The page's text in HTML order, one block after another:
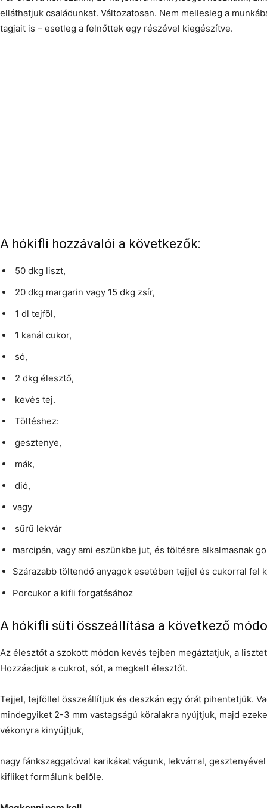
elláthatjuk családunkat. Változatosan. Nem mellesleg a
tagjait is – esetleg a felnőttek egy részével kiegészítve.
A hókifli hozzávalói a következők:
50 dkg liszt,
20 dkg margarin vagy 15 dkg zsír,
1 dl tejföl,
1 kanál cukor,
só,
2 dkg élesztő,
kevés tej.
Töltéshez:
gesztenye,
mák,
dió,
vagy
sűrű lekvár
marcipán, vagy ami eszünkbe jut, és töltésre alkalmasnak
Szárazabb töltendő anyagok esetében tejjel és cukorral fel
Porcukor a kifli forgatásához
A hókifli süti összeállítása a következő
Az élesztőt a szokott módon kevés tejben megáztatjuk, a
Hozzáadjuk a cukrot, sót, a megkelt élesztőt.
Tejjel, tejföllel összeállítjuk és deszkán egy órát pihentetjük.
mindegyiket 2-3 mm vastagságú köralakra nyújtjuk, majd
vékonyra kinyújtjuk,
nagy fánkszaggatóval karikákat vágunk, lekvárral,
kifliket formálunk belőle.